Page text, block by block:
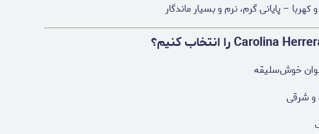
– پایانی گرم، نرم و بسیار ماندگار
خوش‌سلیقه
و شرقی